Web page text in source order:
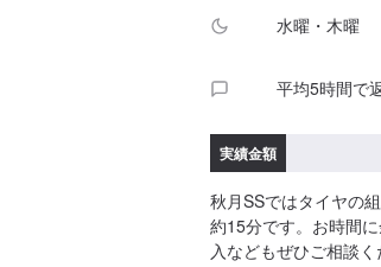
水曜・木曜
平均5時間で
実績金額
秋月SSではタイヤの
約15分です。お時間
入などもぜひご相談